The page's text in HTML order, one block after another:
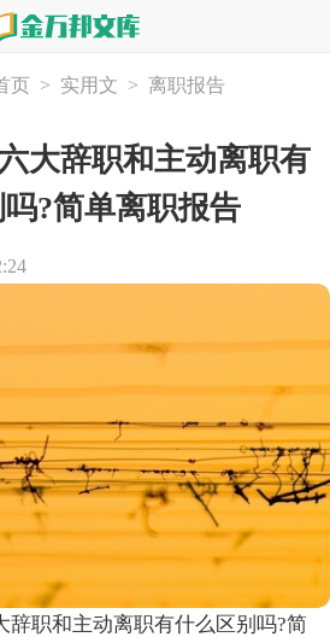
页 > 实用文 > 离职报告
大辞职和主动离职有
?简单离职报告
辞职和主动离职有什么区别吗?简